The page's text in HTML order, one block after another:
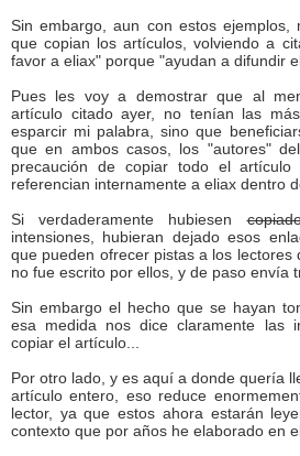
Sin embargo, aun con estos ejemplos,
que copian los artículos, volviendo a
favor a eliax" porque "ayudan a difundir
Pues les voy a demostrar que al
artículo citado ayer, no tenían las
esparcir mi palabra, sino que
que en ambos casos, los "autores"
precaución de copiar todo el artículo
referencian internamente a eliax dentro
Si verdaderamente hubiesen
intensiones, hubieran dejado esos
que pueden ofrecer pistas a los lectores
no fue escrito por ellos, y de paso envía
Sin embargo el hecho que se hayan
esa medida nos dice claramente las
copiar el artículo...
Por otro lado, y es aquí a donde quería
artículo entero, eso reduce
lector, ya que estos ahora estarán
contexto que por años he elaborado en